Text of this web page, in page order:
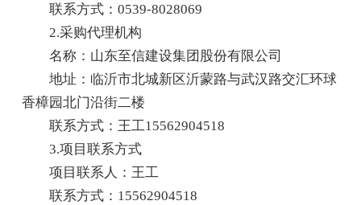
联系方式：0539-8028069
2.采购代理机构
名称：山东至信建设集团股份有限公司
地址：临沂市北城新区沂蒙路与武汉路交汇环球
香樟园北门沿街二楼
联系方式：王工15562904518
3.项目联系方式
项目联系人：王工
联系方式：15562904518